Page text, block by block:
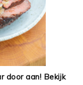
door aan! Bekijk